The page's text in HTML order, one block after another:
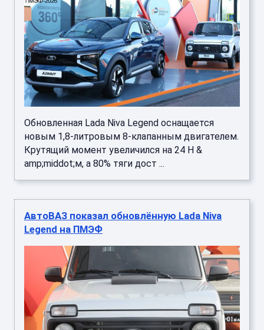
Обновленная Lada Niva Legend оснащается
новым 1,8-литровым 8-клапанным двигателем.
Крутящий момент увеличился на 24 Н &
amp;middot;м, а 80% тяги дост ...
АвтоВАЗ показал обновлённую Lada Niva
Legend на ПМЭФ